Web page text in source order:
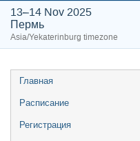
13–14 Nov 2025
Пермь
Asia/Yekaterinburg timezone
Event
menu
Главная
Расписание
Регистрация